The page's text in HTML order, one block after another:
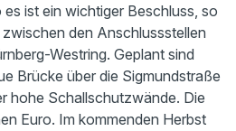
ist ein wichtiger Beschluss, so
den Anschlussstellen
­Westring. Geplant sind
Brücke über die Sigmundstraße
hohe Schallschutzwände. Die
Euro. Im kommenden Herbst